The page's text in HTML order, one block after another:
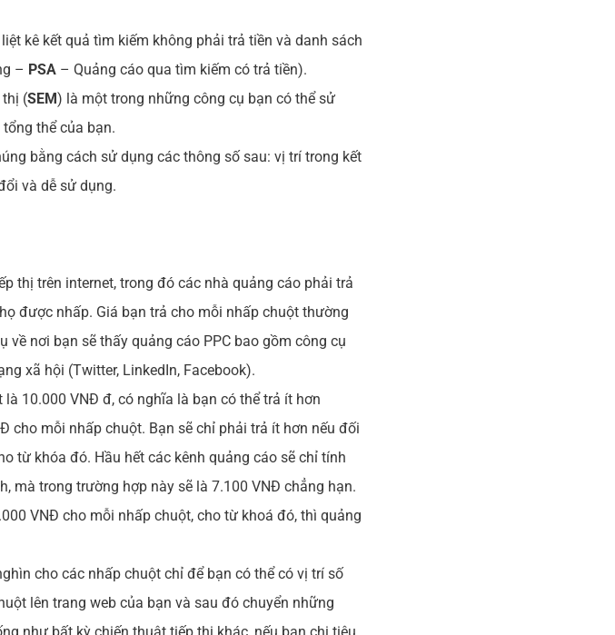
kê kết quả tìm kiếm không phải trả tiền và danh sách
– PSA – Quảng cáo qua tìm kiếm có trả tiền).
thị (SEM) là một trong những công cụ bạn có thể sử
thể của bạn.
bằng cách sử dụng các thông số sau: vị trí trong kết
và dễ sử dụng.
thị trên internet, trong đó các nhà quảng cáo phải trả
được nhấp. Giá bạn trả cho mỗi nhấp chuột thường
nơi bạn sẽ thấy quảng cáo PPC bao gồm công cụ
xã hội (Twitter, LinkedIn, Facebook).
10.000 VNĐ đ, có nghĩa là bạn có thể trả ít hơn
cho mỗi nhấp chuột. Bạn sẽ chỉ phải trả ít hơn nếu đối
từ khóa đó. Hầu hết các kênh quảng cáo sẽ chỉ tính
mà trong trường hợp này sẽ là 7.100 VNĐ chẳng hạn.
VNĐ cho mỗi nhấp chuột, cho từ khoá đó, thì quảng
cho các nhấp chuột chỉ để bạn có thể có vị trí số
lên trang web của bạn và sau đó chuyển những